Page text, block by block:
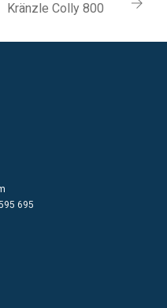
Kränzle Colly 800
695